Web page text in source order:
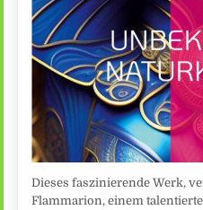
Dieses faszinierende Werk,
Flammarion, einem